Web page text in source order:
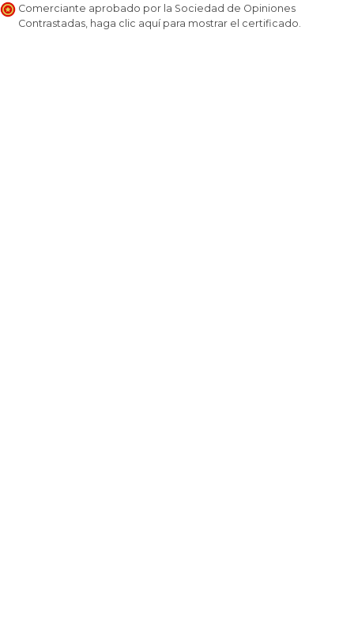
Comerciante aprobado por la Sociedad de Opiniones
Contrastadas, haga clic aquí para mostrar el certificado.